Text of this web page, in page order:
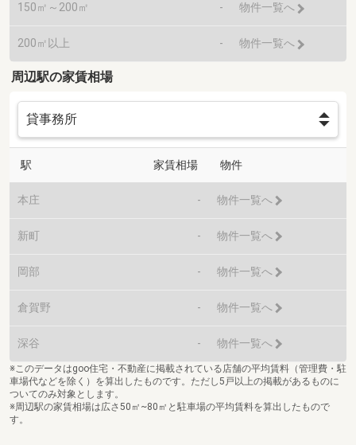
150㎡～200㎡ - 物件一覧へ
200㎡以上 - 物件一覧へ
周辺駅の家賃相場
駅 家賃相場 物件
本庄 - 物件一覧へ
新町 - 物件一覧へ
岡部 - 物件一覧へ
倉賀野 - 物件一覧へ
深谷 - 物件一覧へ
※このデータはgoo住宅・不動産に掲載されている店舗の平均賃料（管理費・駐
車場代などを除く）を算出したものです。ただし5戸以上の掲載があるものに
ついてのみ対象とします。
※周辺駅の家賃相場は広さ50㎡~80㎡と駐車場の平均賃料を算出したもので
す。